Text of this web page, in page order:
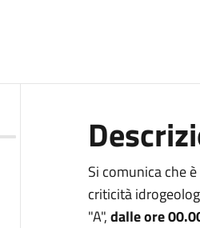
Si comunica che
criticità
"A",dalle ore